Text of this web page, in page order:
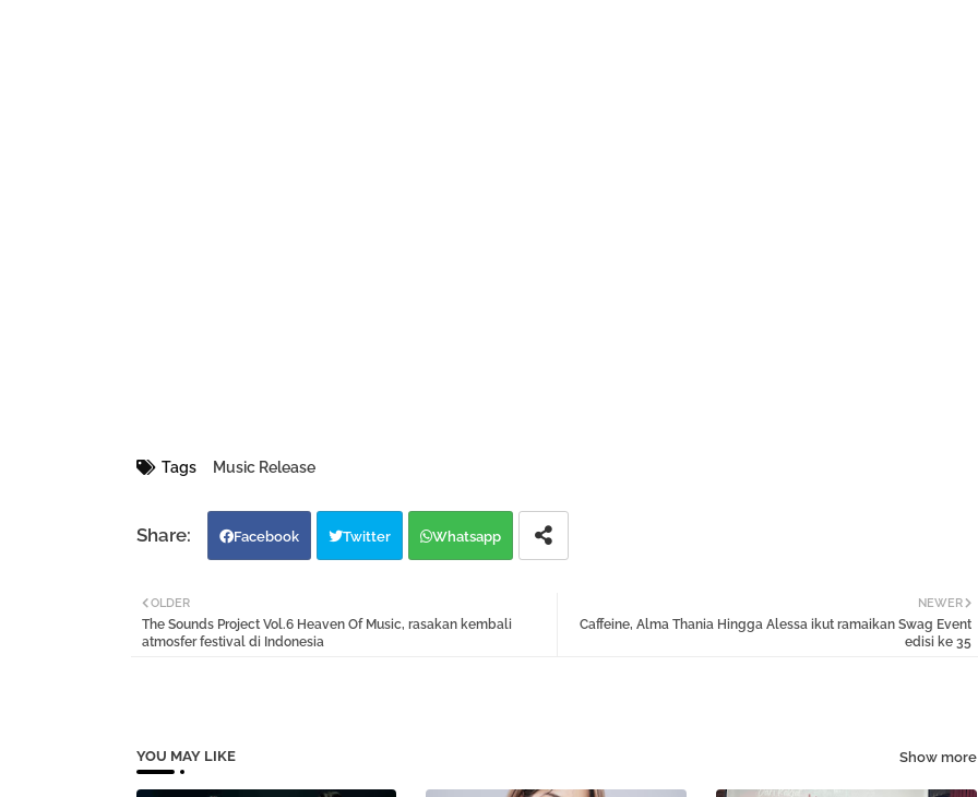
Tags Music Release
Facebook Twitter Whatsapp
NEWER
Caffeine, Alma Thania Hingga Alessa ikut ramaikan Swag Event
edisi ke 35
OLDER
The Sounds Project Vol.6 Heaven Of Music, rasakan kembali
atmosfer festival di Indonesia
YOU MAY LIKE Show more